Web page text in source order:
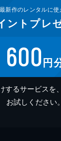
最新作のレンタルに使
ント プレ
600円
するサービスを
お試しください。